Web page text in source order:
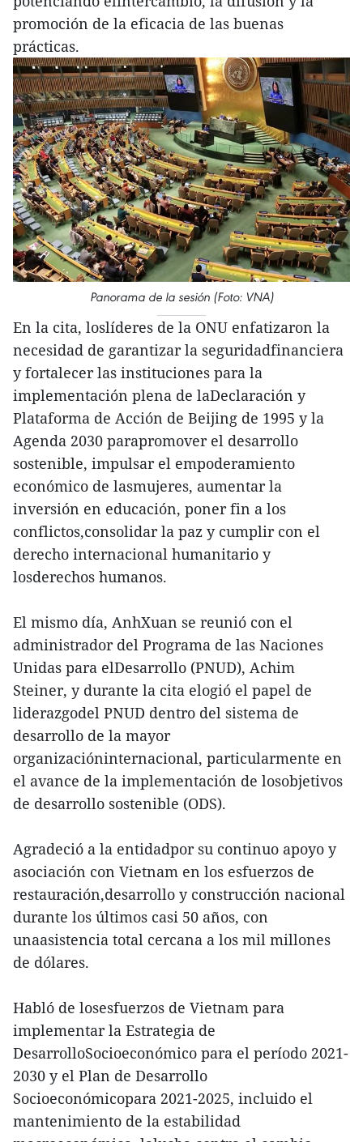
promoción de la eficacia de las buenas
prácticas.
Panorama de la sesión (Foto: VNA)
En la cita, loslíderes de la ONU enfatizaron la
necesidad de garantizar la seguridadfinanciera
y fortalecer las instituciones para la
implementación plena de laDeclaración y
Plataforma de Acción de Beijing de 1995 y la
Agenda 2030 parapromover el desarrollo
sostenible, impulsar el empoderamiento
económico de lasmujeres, aumentar la
inversión en educación, poner fin a los
conflictos,consolidar la paz y cumplir con el
derecho internacional humanitario y
losderechos humanos.
El mismo día, AnhXuan se reunió con el
administrador del Programa de las Naciones
Unidas para elDesarrollo (PNUD), Achim
Steiner, y durante la cita elogió el papel de
liderazgodel PNUD dentro del sistema de
desarrollo de la mayor
organizacióninternacional, particularmente en
el avance de la implementación de losobjetivos
de desarrollo sostenible (ODS).
Agradeció a la entidadpor su continuo apoyo y
asociación con Vietnam en los esfuerzos de
restauración,desarrollo y construcción nacional
durante los últimos casi 50 años, con
unaasistencia total cercana a los mil millones
de dólares.
Habló de losesfuerzos de Vietnam para
implementar la Estrategia de
DesarrolloSocioeconómico para el período 2021-
2030 y el Plan de Desarrollo
Socioeconómicopara 2021-2025, incluido el
mantenimiento de la estabilidad